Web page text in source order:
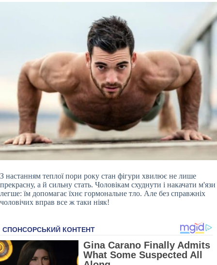
З настанням теплої пори року стан фігури хвилює не лише
прекрасну, а й сильну стать. Чоловікам схуднути і накачати м'язи
легше: їм допомагає їхнє гормональне тло. Але без справжніх
чоловічих вправ все ж таки ніяк!